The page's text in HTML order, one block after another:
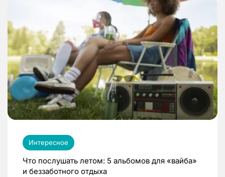
Интересное
Что послушать летом: 5 альбомов для «вайба»
и беззаботного отдыха